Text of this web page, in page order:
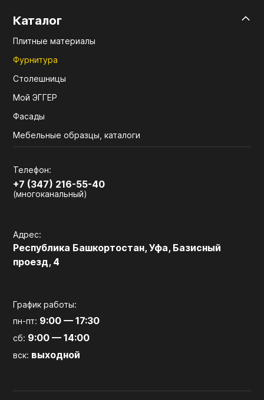
Каталог
Плитные материалы
Фурнитура
Столешницы
Мой ЭГГЕР
Фасады
Мебельные образцы, каталоги
Телефон:
+7 (347) 216-55-40
(многоканальный)
Адрес:
Республика Башкортостан, Уфа, Базисный
проезд, 4
График работы:
пн-пт: 9:00 — 17:30
сб: 9:00 — 14:00
вск: выходной